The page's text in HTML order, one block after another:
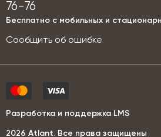
76-76
Бесплатно с мобильных и
Сообщить об ошибке
2026 Аtlant. Все права защищены
Разработка и поддержка LMS